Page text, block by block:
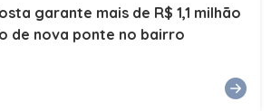
garante mais de R$ 1,1 milhão
de nova ponte no bairro